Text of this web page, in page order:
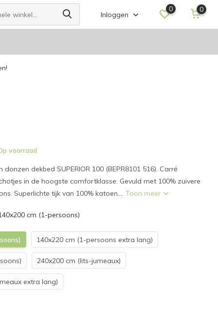
Inloggen
0 0
voorraad
dekbed SUPERIOR 100 (BEPR8101 516). Carré
in de hoogste comfortklasse. Gevuld met 100% zuivere
Superlichte tijk van 100% katoen....Toon meer
cm (1-persoons)
140x220 cm (1-persoons extra lang)
240x200 cm (lits-jumeaux)
extra lang)